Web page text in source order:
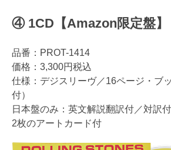
④ 1CD【Amazon限定盤】
品番：PROT-1414
価格：3,300円税込
仕様：デジスリーヴ／16ページ・ブ
付）
日本盤のみ：英文解説翻訳付／対訳
2枚のアートカード付